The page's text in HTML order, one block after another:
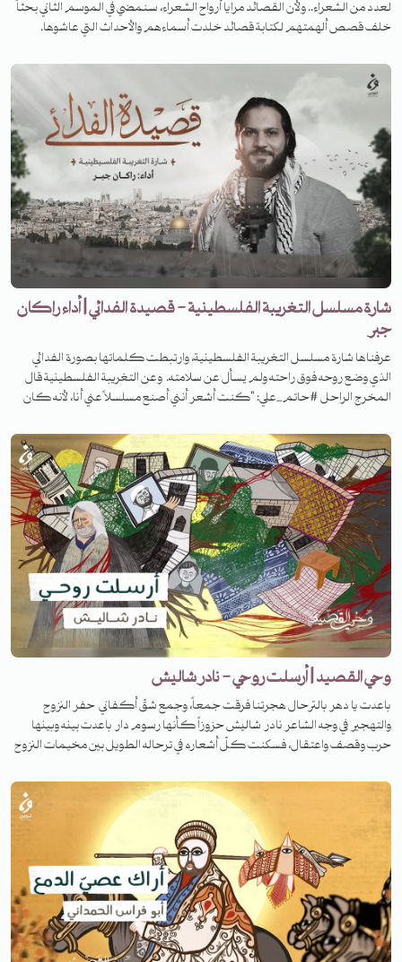
لعدد من الشعراء.. ولأن القصائد مرايا أرواح الشعراء، سنمضي في الموسم الثاني بحثاً
خلف قصص ألهمتهم لكتابة قصائد خلدت أسماءهم والأحداث التي عاشوها.
منصات البودكاست
شارة مسلسل التغريبة الفلسطينية - قصيدة الفدائي | أداء راكان
جبر
عرفناها شارة مسلسل التغريبة الفلسطينية، وارتبطت كلماتها بصورة الفدائي
الذي وضع روحه فوق راحته ولم يسأل عن سلامته. وعن التغريبة الفلسطينية قال
المخرج الراحل #حاتم_علي: "كنت أشعر أنني أصنع مسلسلاً عني أنا، لأنه كان
هناك تماثل بين المؤلف وبين موضوعه.. صحيح أن العمل يحاكي مأساة
الفلسطينيين، ولكن باعتبار أنني نزحت أصلاً من الجولان، فقد مررت بتجربة مشابهة،
وطفولتي وشبابي قضيتهما بالتصاق شديد مع أصدقاء فلسطينيين."
وحي القصيد | أرسلت روحي - نادر شاليش
باعدت يا دهر بالترحال هجرتنا فرقت جمعاً، وجمع شقّ أكفاني حفر النزوح
والتهجير في وجه الشاعر نادر شاليش حزوزاً كأنها رسوم دار باعدت بينه وبينها
حرب وقصف واعتقال، فسكنت كلّ أشعاره في ترحاله الطويل بين مخيمات النزوح
كاملة مع يوسف موسى .